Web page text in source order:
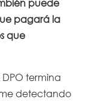
puede
pagará la
que
termina
detectando